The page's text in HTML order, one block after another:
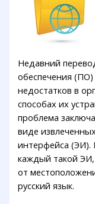
Недавний
обеспечения (ПО)
недостатков в
способах их
проблема
виде
интерфейса (ЭИ).
каждый такой
от
русский язык.